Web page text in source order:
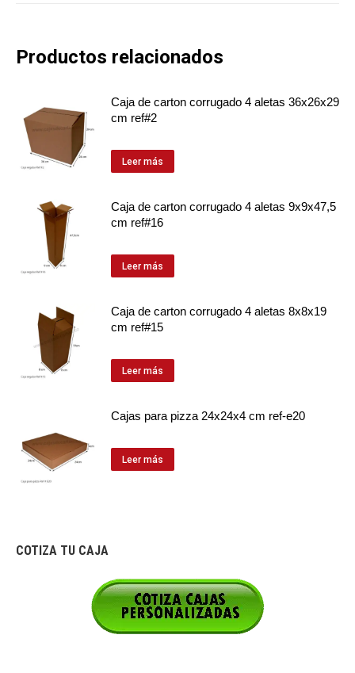
Productos relacionados
Caja de carton corrugado 4 aletas 36x26x29
cm ref#2
Leer más
Caja de carton corrugado 4 aletas 9x9x47,5
cm ref#16
Leer más
Caja de carton corrugado 4 aletas 8x8x19
cm ref#15
Leer más
Cajas para pizza 24x24x4 cm ref-e20
Leer más
COTIZA TU CAJA